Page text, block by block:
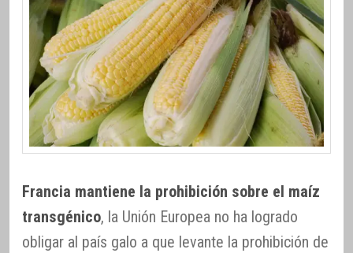
Francia mantiene la prohibición sobre el maíz
transgénico, la Unión Europea no ha logrado
obligar al país galo a que levante la prohibición de